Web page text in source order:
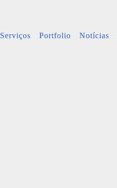
Serviços Portfolio Notícias